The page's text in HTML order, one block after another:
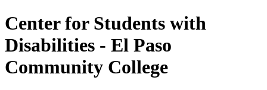
Center for Students with
Disabilities - El Paso
Community College